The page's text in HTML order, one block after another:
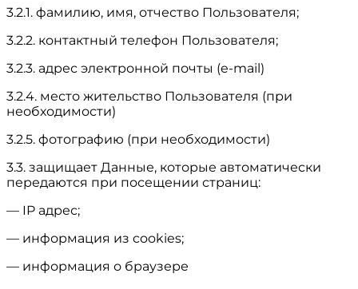
3.2.1. фамилию, имя, отчество Пользователя;
3.2.2. контактный телефон Пользователя;
3.2.3. адрес электронной почты (e-mail)
3.2.4. место жительство Пользователя (при
необходимости)
3.2.5. фотографию (при необходимости)
3.3. защищает Данные, которые автоматически
передаются при посещении страниц:
— IP адрес;
— информация из cookies;
— информация о браузере